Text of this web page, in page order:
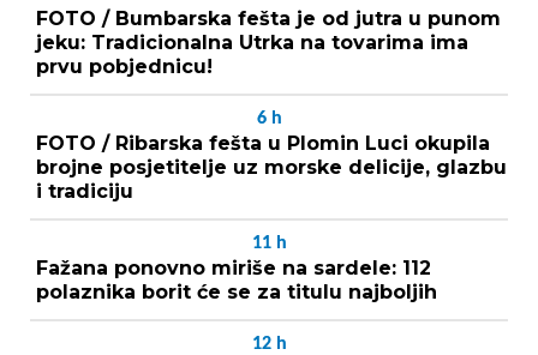
FOTO / Bumbarska fešta je od jutra u punom
jeku: Tradicionalna Utrka na tovarima ima
prvu pobjednicu!
6 h
FOTO / Ribarska fešta u Plomin Luci okupila
brojne posjetitelje uz morske delicije, glazbu
i tradiciju
11 h
Fažana ponovno miriše na sardele: 112
polaznika borit će se za titulu najboljih
12 h